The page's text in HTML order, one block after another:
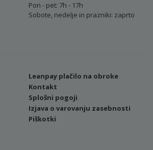
Pon - pet: 7h - 17h
Sobote, nedelje in prazniki: zaprto
Leanpay plačilo na obroke
Kontakt
Splošni pogoji
Izjava o varovanju zasebnosti
Piškotki